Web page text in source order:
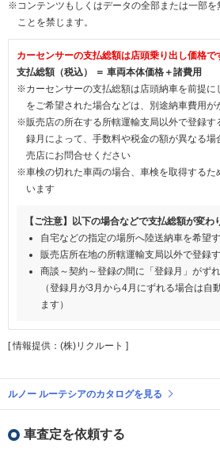
※コンテンツもしくはデータの全部または一部を
ことを禁じます。
カーセンサーの支払総額は店頭乗り出し価格で
支払総額（税込） ＝ 車両本体価格＋諸費用
※カーセンサーの支払総額は店頭納車を前提に
をご希望された場合などは、別途納車費用が
※販売店の所在する所轄運輸支局以外で登録す
録月によって、手数料や税金の額が異なる場
売店にお問合せください
※車検の切れた車両の場合、車検を取得するた
います
【ご注意】以下の場合などで支払総額が変わ
自宅などの指定の場所へ陸送納車を希望
販売店所在地の所轄運輸支局以外で登録
商談～契約～登録の間に「登録月」がず
（登録月が3月から4月にずれる場合は自
ます）
[ 情報提供：(株)リクルート ]
ルノー ルーテシアのカタログを見る
車査定を依頼する